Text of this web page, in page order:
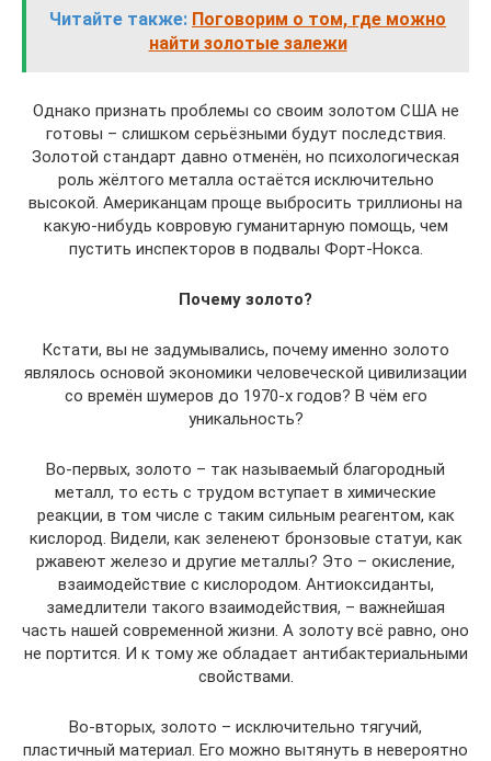
Читайте также: Поговорим о том, где можно
найти золотые залежи
Однако признать проблемы со своим золотом США не
готовы – слишком серьёзными будут последствия.
Золотой стандарт давно отменён, но психологическая
роль жёлтого металла остаётся исключительно
высокой. Американцам проще выбросить триллионы на
какую-нибудь ковровую гуманитарную помощь, чем
пустить инспекторов в подвалы Форт-Нокса.
Почему золото?
Кстати, вы не задумывались, почему именно золото
являлось основой экономики человеческой цивилизации
со времён шумеров до 1970-х годов? В чём его
уникальность?
Во-первых, золото – так называемый благородный
металл, то есть с трудом вступает в химические
реакции, в том числе с таким сильным реагентом, как
кислород. Видели, как зеленеют бронзовые статуи, как
ржавеют железо и другие металлы? Это – окисление,
взаимодействие с кислородом. Антиоксиданты,
замедлители такого взаимодействия, – важнейшая
часть нашей современной жизни. А золоту всё равно, оно
не портится. И к тому же обладает антибактериальными
свойствами.
Во-вторых, золото – исключительно тягучий,
пластичный материал. Его можно вытянуть в невероятно